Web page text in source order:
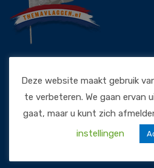
Menu
Home
Deze website maakt gebruik
te verbeteren. We gaan ervan
gaat, maar u kunt zich
instellingen